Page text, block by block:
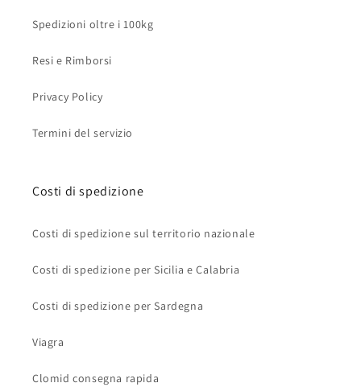
Spedizioni oltre i 100kg
Resi e Rimborsi
Privacy Policy
Termini del servizio
Costi di spedizione
Costi di spedizione sul territorio nazionale
Costi di spedizione per Sicilia e Calabria
Costi di spedizione per Sardegna
Viagra
Clomid consegna rapida